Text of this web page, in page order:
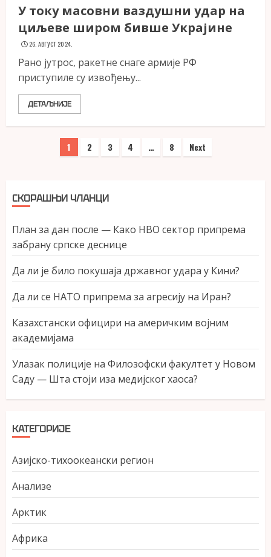
У току масовни ваздушни удар на
циљеве широм бивше Украјине
26. АВГУСТ 2024.
Рано јутрос, ракетне снаге армије РФ
приступиле су извођењу...
ДЕТАЉНИЈЕ
Пагинација
1 2 3 4 … 8 Next
СКОРАШЊИ ЧЛАНЦИ
План за дан после — Како НВО сектор припрема
забрану српске деснице
Да ли је било покушаја државног удара у Кини?
Да ли се НАТО припрема за агресију на Иран?
Казахстански официри на америчким војним
академијама
Улазак полиције на Филозофски факултет у Новом
Саду — Шта стоји иза медијског хаоса?
КАТЕГОРИЈЕ
Азијско-тихоокеански регион
Анализе
Арктик
Африка